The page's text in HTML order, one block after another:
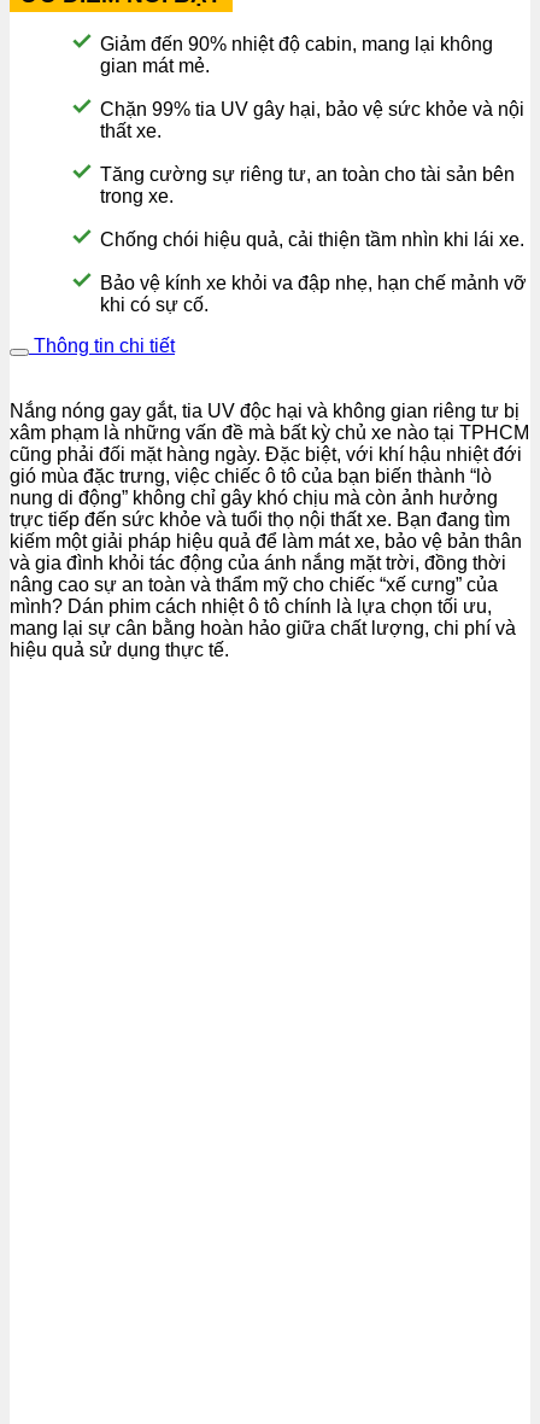
Giảm đến 90% nhiệt độ cabin, mang lại không
gian mát mẻ.
Chặn 99% tia UV gây hại, bảo vệ sức khỏe và nội
thất xe.
Tăng cường sự riêng tư, an toàn cho tài sản bên
trong xe.
Chống chói hiệu quả, cải thiện tầm nhìn khi lái xe.
Bảo vệ kính xe khỏi va đập nhẹ, hạn chế mảnh vỡ
khi có sự cố.
Thông tin chi tiết
Nắng nóng gay gắt, tia UV độc hại và không gian riêng tư bị
xâm phạm là những vấn đề mà bất kỳ chủ xe nào tại TPHCM
cũng phải đối mặt hàng ngày. Đặc biệt, với khí hậu nhiệt đới
gió mùa đặc trưng, việc chiếc ô tô của bạn biến thành “lò
nung di động” không chỉ gây khó chịu mà còn ảnh hưởng
trực tiếp đến sức khỏe và tuổi thọ nội thất xe. Bạn đang tìm
kiếm một giải pháp hiệu quả để làm mát xe, bảo vệ bản thân
và gia đình khỏi tác động của ánh nắng mặt trời, đồng thời
nâng cao sự an toàn và thẩm mỹ cho chiếc “xế cưng” của
mình? Dán phim cách nhiệt ô tô chính là lựa chọn tối ưu,
mang lại sự cân bằng hoàn hảo giữa chất lượng, chi phí và
hiệu quả sử dụng thực tế.